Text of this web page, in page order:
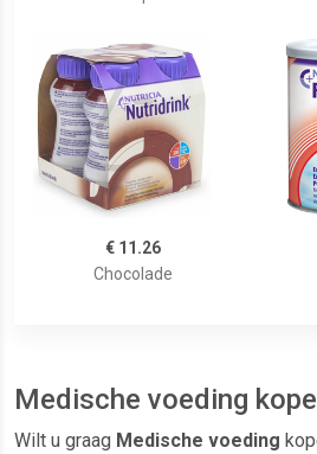
€ 11.26
Chocolade
Medische voeding
Wilt u graag Medische voeding